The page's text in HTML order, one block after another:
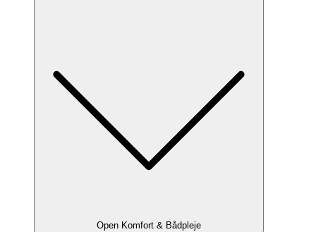
Open Komfort & Bådpleje